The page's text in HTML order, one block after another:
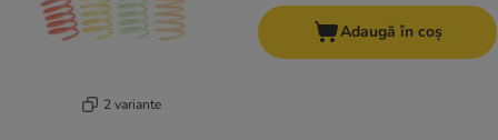
2 variante
Adaugă în coș